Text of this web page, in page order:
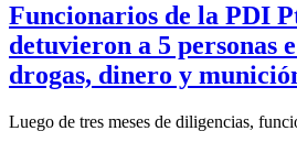
Funcionarios de la PDI
detuvieron a 5 personas
drogas, dinero y
Luego de tres meses de diligencias,